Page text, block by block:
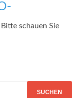
Bitte schauen Sie